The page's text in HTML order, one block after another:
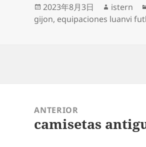
Publicado
el
2023年8月3日 Autor
istern
gijon, equipaciones luanvi
entradas
ANTERIOR
Entrada
camisetas